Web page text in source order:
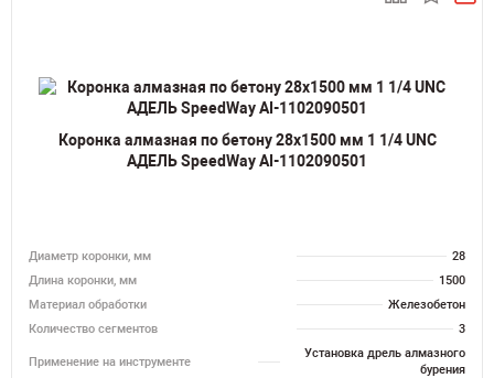
Коронка алмазная по бетону 28х1500 мм 1 1/4 UNC
АДЕЛЬ SpeedWay AI-1102090501
Диаметр коронки, мм
28
Длина коронки, мм
1500
Материал обработки
Железобетон
Количество сегментов
3
Применение на инструменте
Установка дрель алмазного
бурения